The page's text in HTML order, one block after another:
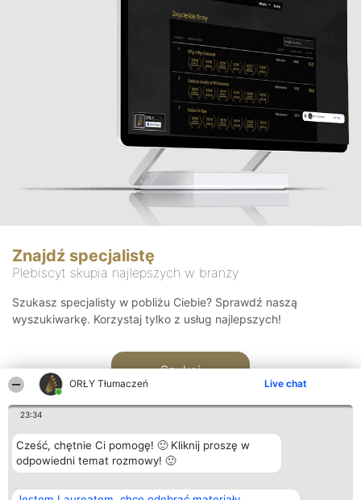
ORŁY Tłumaczeń Live chat
23:34
Cześć, chętnie Ci pomogę! 🙂 Kliknij proszę w
odpowiedni temat rozmowy! 🙂
Znajdź specjalistę
Plebiscyt skupia najlepszych w branży
Szukasz specjalisty w pobliżu Ciebie? Sprawdź naszą
wyszukiwarkę. Korzystaj tylko z usług najlepszych!
Szukaj
Organizator plebiscytu Plebiscyt Kontakt